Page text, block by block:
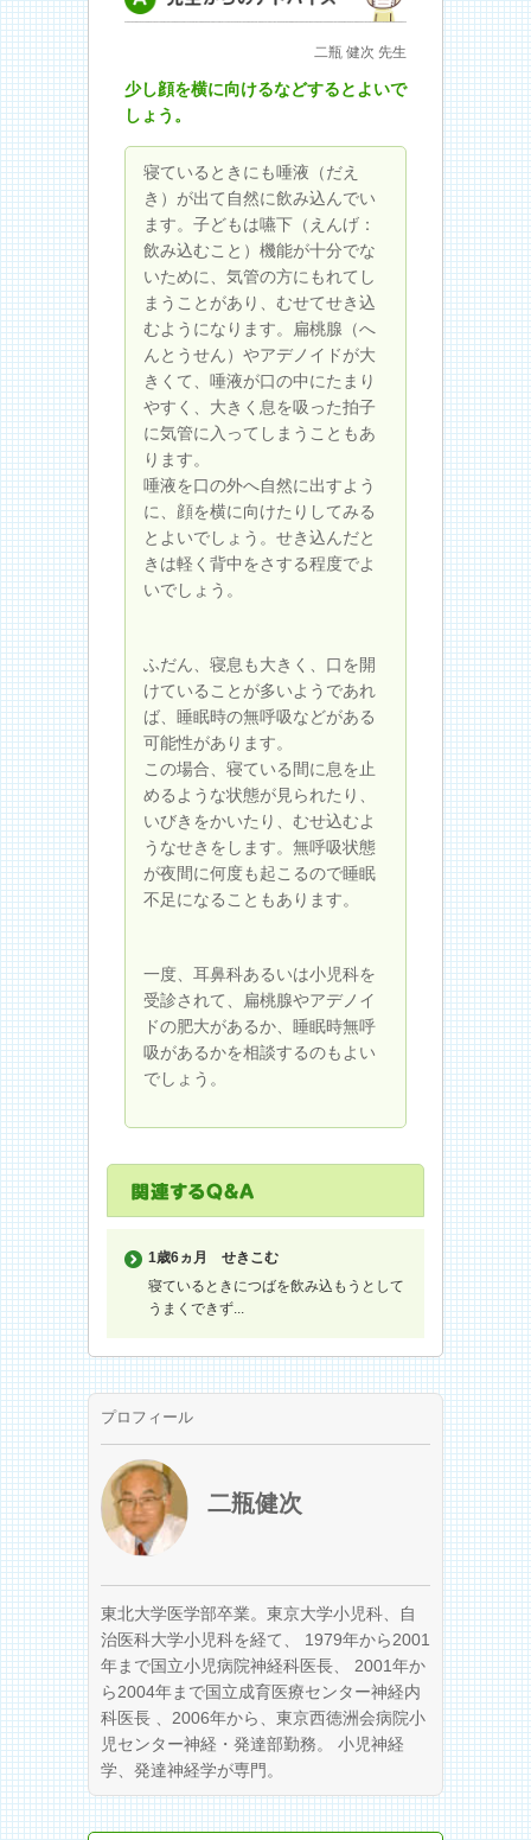
先生からのアドバイス二瓶 健次 先生
少し顔を横に向けるなどするとよいで
しょう。
寝ているときにも唾液（だえ
き）が出て自然に飲み込んでい
ます。子どもは嚥下（えんげ：
飲み込むこと）機能が十分でな
いために、気管の方にもれてし
まうことがあり、むせてせき込
むようになります。扁桃腺（へ
んとうせん）やアデノイドが大
きくて、唾液が口の中にたまり
やすく、大きく息を吸った拍子
に気管に入ってしまうこともあ
ります。
唾液を口の外へ自然に出すよう
に、顔を横に向けたりしてみる
とよいでしょう。せき込んだと
きは軽く背中をさする程度でよ
いでしょう。
ふだん、寝息も大きく、口を開
けていることが多いようであれ
ば、睡眠時の無呼吸などがある
可能性があります。
この場合、寝ている間に息を止
めるような状態が見られたり、
いびきをかいたり、むせ込むよ
うなせきをします。無呼吸状態
が夜間に何度も起こるので睡眠
不足になることもあります。
一度、耳鼻科あるいは小児科を
受診されて、扁桃腺やアデノイ
ドの肥大があるか、睡眠時無呼
吸があるかを相談するのもよい
でしょう。
1歳6ヵ月
せきこむ
寝ているときにつばを飲み込もうとして
うまくできず...
プロフィール
二瓶健次
東北大学医学部卒業。東京大学小児科、自
治医科大学小児科を経て、 1979年から2001
年まで国立小児病院神経科医長、 2001年か
ら2004年まで国立成育医療センター神経内
科医長 、2006年から、東京西徳洲会病院小
児センター神経・発達部勤務。 小児神経
学、発達神経学が専門。